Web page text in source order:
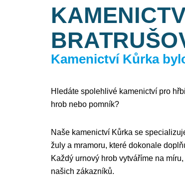
Kamenictví Kůrka
Hledáte spolehlivé kamenictví pro
hrob nebo pomník?
Naše kamenictví Kůrka se
žuly a mramoru, které dokonale
Každý urnový hrob vytváříme na
našich zákazníků.